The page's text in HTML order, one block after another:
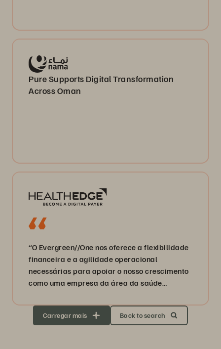
Pure Supports Digital Transformation
Across Oman
“O Evergreen//One nos oferece a flexibilidade
financeira e a agilidade operacional
necessárias para apoiar o nosso crescimento
como uma empresa da área da saúde
Carregar mais Back to search